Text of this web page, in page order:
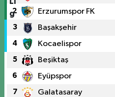
2 Erzurumspor FK
3 Başakşehir
4 Kocaelispor
5 Beşiktaş
6 Eyüpspor
7 Galatasaray